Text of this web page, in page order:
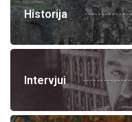
Historija
Intervjui